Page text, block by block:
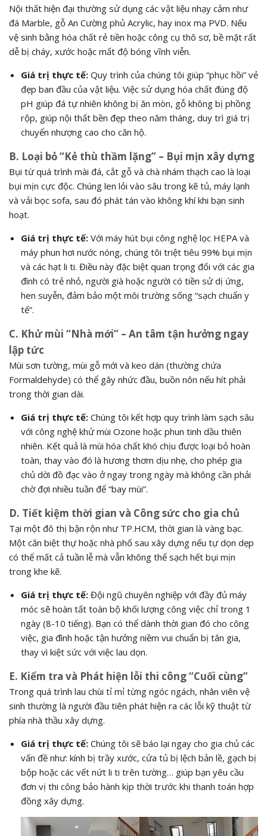
Nội thất hiện đại thường sử dụng các vật liệu nhạy cảm như
đá Marble, gỗ An Cường phủ Acrylic, hay inox mạ PVD. Nếu
vệ sinh bằng hóa chất rẻ tiền hoặc công cụ thô sơ, bề mặt rất
dễ bị cháy, xước hoặc mất độ bóng vĩnh viễn.
Giá trị thực tế:Quy trình của chúng tôi giúp “phục hồi” vẻ
đẹp ban đầu của vật liệu. Việc sử dụng hóa chất đúng độ
pH giúp đá tự nhiên không bị ăn mòn, gỗ không bị phồng
rộp, giúp nội thất bền đẹp theo năm tháng, duy trì giá trị
chuyển nhượng cao cho căn hộ.
B. Loại bỏ “Kẻ thù thầm lặng” – Bụi mịn xây dựng
Bụi từ quá trình mài đá, cắt gỗ và chà nhám thạch cao là loại
bụi mịn cực độc. Chúng len lỏi vào sâu trong kẽ tủ, máy lạnh
và vải bọc sofa, sau đó phát tán vào không khí khi bạn sinh
hoạt.
Giá trị thực tế:Với máy hút bụi công nghệ lọc HEPA và
máy phun hơi nước nóng, chúng tôi triệt tiêu 99% bụi mịn
và các hạt li ti. Điều này đặc biệt quan trọng đối với các gia
đình có trẻ nhỏ, người già hoặc người có tiền sử dị ứng,
hen suyễn, đảm bảo một môi trường sống “sạch chuẩn y
tế”.
C. Khử mùi “Nhà mới” – An tâm tận hưởng ngay
lập tức
Mùi sơn tường, mùi gỗ mới và keo dán (thường chứa
Formaldehyde) có thể gây nhức đầu, buồn nôn nếu hít phải
trong thời gian dài.
Giá trị thực tế:Chúng tôi kết hợp quy trình làm sạch sâu
với công nghệ khử mùi Ozone hoặc phun tinh dầu thiên
nhiên. Kết quả là mùi hóa chất khó chịu được loại bỏ hoàn
toàn, thay vào đó là hương thơm dịu nhẹ, cho phép gia
chủ dời đồ đạc vào ở ngay trong ngày mà không cần phải
chờ đợi nhiều tuần để “bay mùi”.
D. Tiết kiệm thời gian và Công sức cho gia chủ
Tại một đô thị bận rộn như TP.HCM, thời gian là vàng bạc.
Một căn biệt thự hoặc nhà phố sau xây dựng nếu tự dọn dẹp
có thể mất cả tuần lễ mà vẫn không thể sạch hết bụi mịn
trong khe kẽ.
Giá trị thực tế:Đội ngũ chuyên nghiệp với đầy đủ máy
móc sẽ hoàn tất toàn bộ khối lượng công việc chỉ trong 1
ngày (8-10 tiếng). Bạn có thể dành thời gian đó cho công
việc, gia đình hoặc tận hưởng niềm vui chuẩn bị tân gia,
thay vì kiệt sức với việc lau dọn.
E. Kiểm tra và Phát hiện lỗi thi công “Cuối cùng”
Trong quá trình lau chùi tỉ mỉ từng ngóc ngách, nhân viên vệ
sinh thường là người đầu tiên phát hiện ra các lỗi kỹ thuật từ
phía nhà thầu xây dựng.
Giá trị thực tế:Chúng tôi sẽ báo lại ngay cho gia chủ các
vấn đề như: kính bị trầy xước, cửa tủ bị lệch bản lề, gạch bị
bộp hoặc các vết nứt li ti trên tường… giúp bạn yêu cầu
đơn vị thi công bảo hành kịp thời trước khi thanh toán hợp
đồng xây dựng.